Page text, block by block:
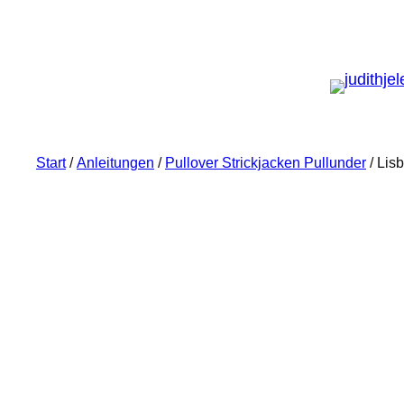
Start/Anleitungen / Pullover Strickjacken Pullunder /